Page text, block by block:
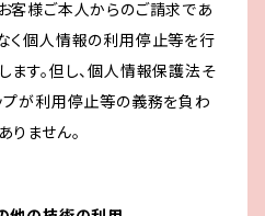
客様ご本人からのご請求であ
く個人情報の利用停止等を行
ます。但し、個人情報保護法そ
プが利用停止等の義務を負わ
りません。